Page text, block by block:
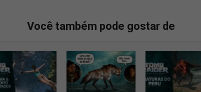
Você também pode gostar de